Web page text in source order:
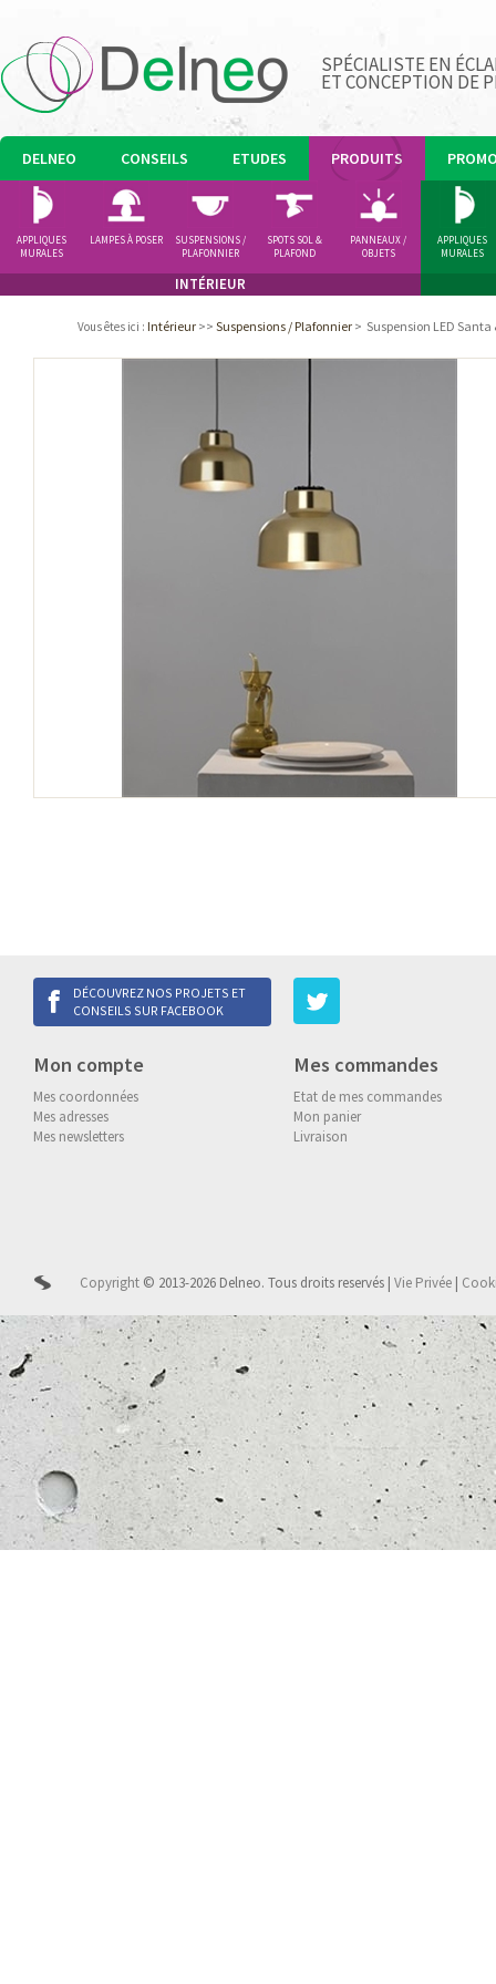
SPÉCIALISTE EN
ET CONCEPTION DE
DELNEO CONSEILS ETUDES PRODUITS
INTÉRIEUR
APPLIQUES
MURALES
LAMPES À POSER
SUSPENSIONS /
PLAFONNIER
SPOTS SOL &
PLAFOND
PANNEAUX /
OBJETS
APPLIQUES
MURALES
Vous êtes ici : Intérieur >> Suspensions / Plafonnier > Suspension LED Santa
DÉCOUVREZ NOS PROJETS ET
CONSEILS SUR FACEBOOK
Mon compte
Mes coordonnées
Mes adresses
Mes newsletters
Mes commandes
Etat de mes commandes
Mon panier
Livraison
Copyright © 2013-2026 Delneo. Tous droits reservés | Vie Privée |